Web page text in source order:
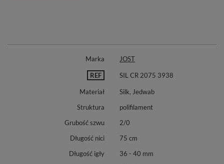
Marka JOST
REF SIL CR 2075 3938
Materiał
Silk, Jedwab
Struktura
polifilament
Grubość szwu
2/0
Długość nici
75 cm
Długość igły
36 - 40 mm